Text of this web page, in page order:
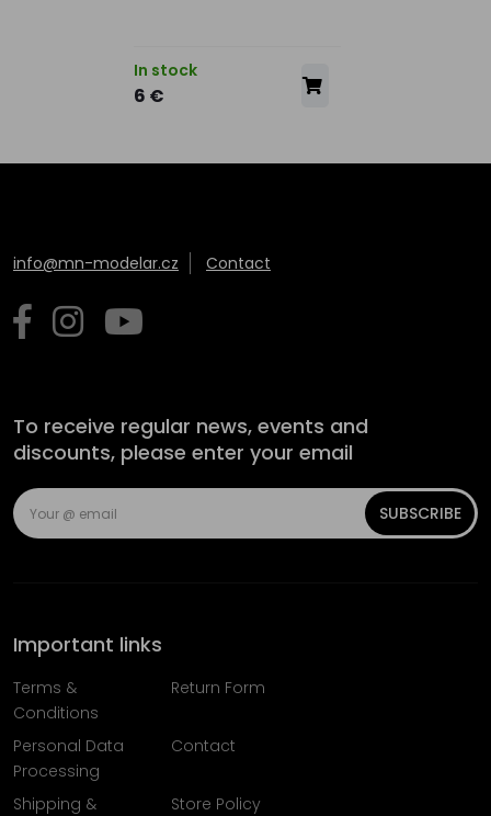
In stock
6 €
info@mn-modelar.cz Contact
To receive regular news, events and
discounts, please enter your email
SUBSCRIBE
Important links
Terms &
Conditions
Return Form
Personal Data
Processing
Contact
Shipping &
Store Policy